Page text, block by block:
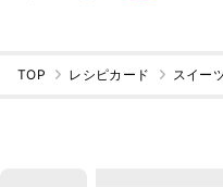
TOP レシピカード スイー